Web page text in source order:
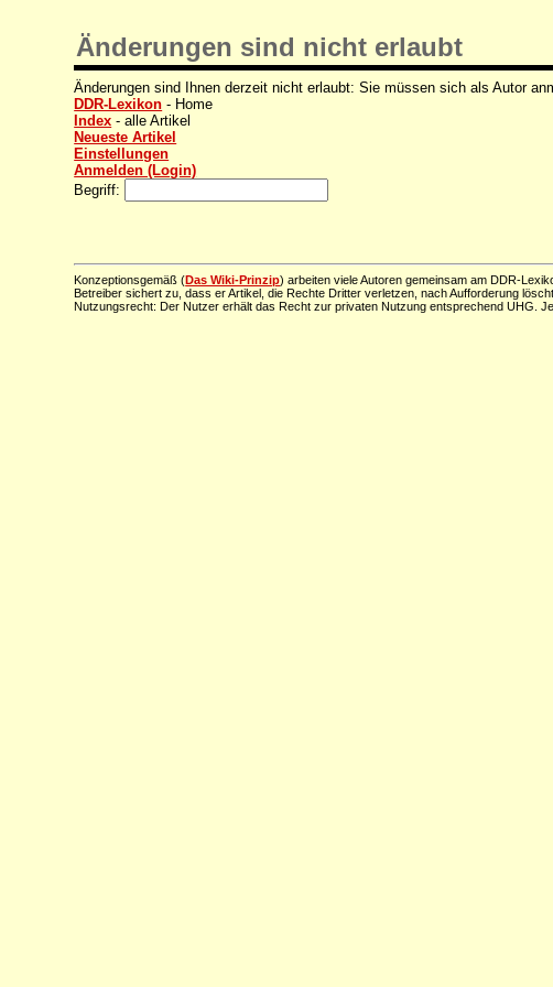
Änderungen sind nicht erlaubt
Änderungen sind Ihnen derzeit nicht erlaubt: Sie müssen sich als Autor
DDR-Lexikon - Home
Index - alle Artikel
Neueste Artikel
Einstellungen
Anmelden (Login)
Begriff:
Konzeptionsgemäß (Das Wiki-Prinzip) arbeiten viele Autoren gemeinsam am DDR-
Betreiber sichert zu, dass er Artikel, die Rechte Dritter verletzen, nach Aufforderung löscht.
Nutzungsrecht: Der Nutzer erhält das Recht zur privaten Nutzung entsprechend UHG.